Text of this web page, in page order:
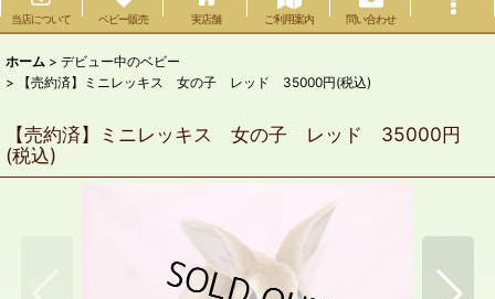
当店について ベビー販売 実店舗 ご利用案内 問い合わせ
ホーム > デビュー中のベビー
>
【売約済】ミニレッキス 女の子 レッド 35000円(税込)
【売約済】ミニレッキス 女の子 レッド 35000円
(税込)